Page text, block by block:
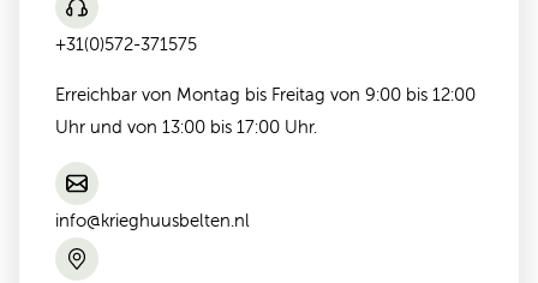
+31(0)572-371575
Erreichbar von Montag bis Freitag von 9:00 bis 12:00
Uhr und von 13:00 bis 17:00 Uhr.
info@krieghuusbelten.nl